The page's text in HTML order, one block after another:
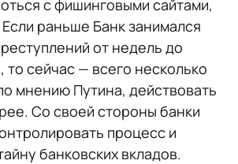
с фишинговыми сайтами,
раньше Банк занимался
от недель до
то сейчас — всего несколько
мнению Путина, действовать
Со своей стороны банки
процесс и
банковских вкладов.